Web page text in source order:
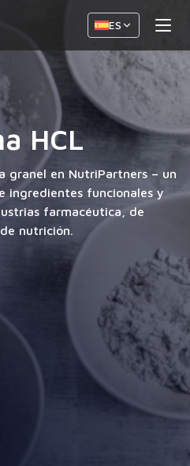
ES
HCL
granel en NutriPartners – un
ingredientes funcionales y
farmacéutica, de
nutrición.